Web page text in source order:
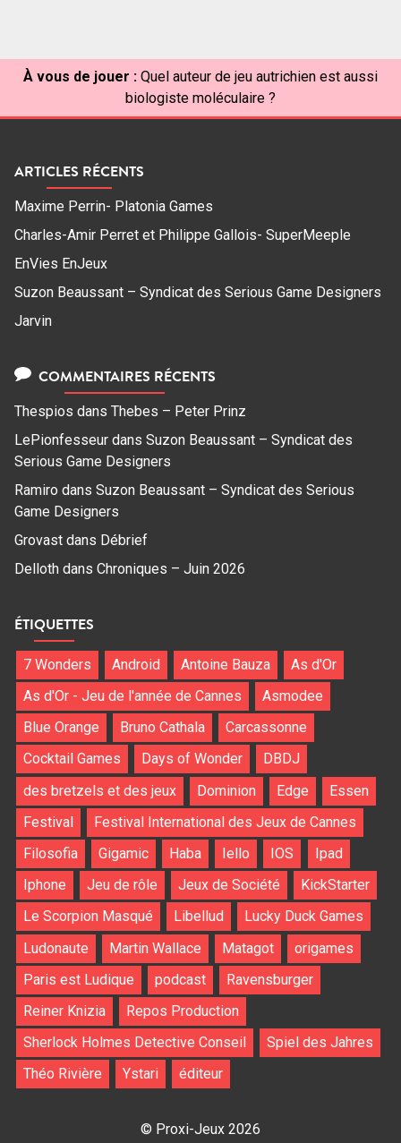
À vous de jouer : Quel auteur de jeu autrichien est aussi
biologiste moléculaire ?
ARTICLES RÉCENTS
Maxime Perrin- Platonia Games
Charles-Amir Perret et Philippe Gallois- SuperMeeple
EnVies EnJeux
Suzon Beaussant – Syndicat des Serious Game Designers
Jarvin
COMMENTAIRES RÉCENTS
Thespios dans Thebes – Peter Prinz
LePionfesseur dans Suzon Beaussant – Syndicat des
Serious Game Designers
Ramiro dans Suzon Beaussant – Syndicat des Serious
Game Designers
Grovast dans Débrief
Delloth dans Chroniques – Juin 2026
ÉTIQUETTES
7 Wonders Android Antoine Bauza
As d'Or
As d'Or - Jeu de l'année de Cannes
Asmodee
Blue Orange
Bruno Cathala
Carcassonne
Cocktail Games
Days of Wonder
DBDJ
des bretzels et des jeux
Dominion Edge
Essen
Festival
Festival International des Jeux de Cannes
Filosofia
Gigamic Haba Iello IOS
Ipad
Iphone
Jeu de rôle Jeux de Société
KickStarter
Le Scorpion Masqué
Libellud
Lucky Duck Games
Ludonaute
Martin Wallace Matagot
origames
Paris est Ludique
podcast
Ravensburger
Reiner Knizia
Repos Production
Sherlock Holmes Detective Conseil
Spiel des Jahres
Théo Rivière
Ystari éditeur
© Proxi-Jeux 2026